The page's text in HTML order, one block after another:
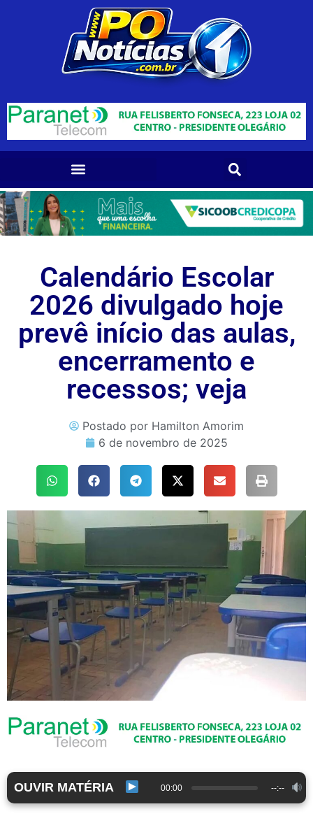
Calendário Escolar
2026 divulgado hoje
prevê início das aulas,
encerramento e
recessos; veja
Postado por Hamilton Amorim
6 de novembro de 2025
OUVIR MATÉRIA 00:00 --:--